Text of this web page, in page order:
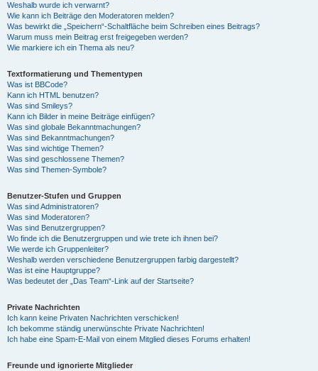
Weshalb wurde ich verwarnt?
Wie kann ich Beiträge den Moderatoren melden?
Was bewirkt die „Speichern“-Schaltfläche beim Schreiben eines Beitrags?
Warum muss mein Beitrag erst freigegeben werden?
Wie markiere ich ein Thema als neu?
Textformatierung und Thementypen
Was ist BBCode?
Kann ich HTML benutzen?
Was sind Smileys?
Kann ich Bilder in meine Beiträge einfügen?
Was sind globale Bekanntmachungen?
Was sind Bekanntmachungen?
Was sind wichtige Themen?
Was sind geschlossene Themen?
Was sind Themen-Symbole?
Benutzer-Stufen und Gruppen
Was sind Administratoren?
Was sind Moderatoren?
Was sind Benutzergruppen?
Wo finde ich die Benutzergruppen und wie trete ich ihnen bei?
Wie werde ich Gruppenleiter?
Weshalb werden verschiedene Benutzergruppen farbig dargestellt?
Was ist eine Hauptgruppe?
Was bedeutet der „Das Team“-Link auf der Startseite?
Private Nachrichten
Ich kann keine Privaten Nachrichten verschicken!
Ich bekomme ständig unerwünschte Private Nachrichten!
Ich habe eine Spam-E-Mail von einem Mitglied dieses Forums erhalten!
Freunde und ignorierte Mitglieder